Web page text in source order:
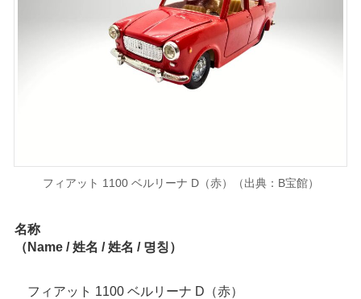
フィアット 1100 ベルリーナ D（赤）（出典：B宝館）
名称
（Name / 姓名 / 姓名 / 명칭）
フィアット 1100 ベルリーナ D（赤）